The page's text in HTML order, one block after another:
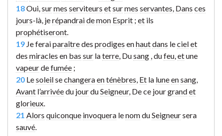
18Oui, surmes serviteurs etsurmes servantes Dans ces
jours-là, jerépandraidemon Esprit ; et ils
prophétiseront
19 Je feraiparaîtredes prodiges enhautdans lecielet
des miracles en bas sur laterre , Dusang dufeu etune
vapeurdefumée ;
20 Lesoleilsechangeraenténèbres Et la luneensang
Avant l’arrivéedu jourduSeigneur, De ce jourgrandet
glorieux
21 Alors quiconque invoquera lenomduSeigneursera
sauvé